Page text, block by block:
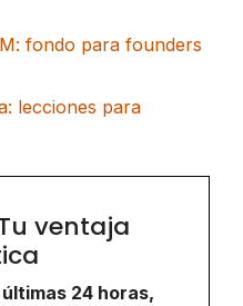
fondo para founders
lecciones para
ventaja
24 horas,